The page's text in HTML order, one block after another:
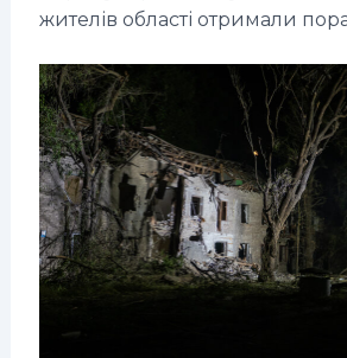
жителів області отримали